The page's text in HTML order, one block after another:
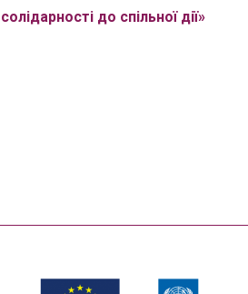
солідарності до спільної дії»